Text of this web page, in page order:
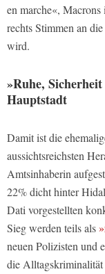
en marche«,
rechts Stimmen an
wird.
»Ruhe,
Hauptstadt
Damit ist die
aussichtsreichsten
Amtsinhaberin
22% dicht hinter
Dati vorgestellten
Sieg werden teils als
neuen Polizisten und
die Alltagskriminalität